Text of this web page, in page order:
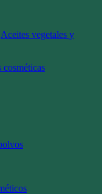
Aceites vegetales y